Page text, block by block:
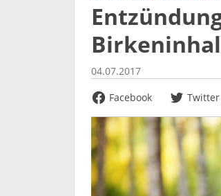
04.07.2017
Facebook
Twitter